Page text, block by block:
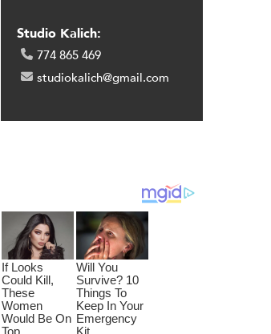
Studio Kalich:
774 865 469
studiokalich@gmail.com